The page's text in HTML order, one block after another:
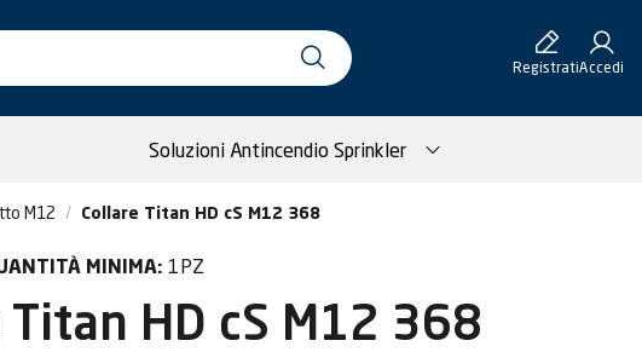
RegistratiAccedi
Soluzioni Antincendio Sprinkler
M12 Collare Titan HD cS M12 368
MINIMA: 1PZ
Titan HD cS M12 368